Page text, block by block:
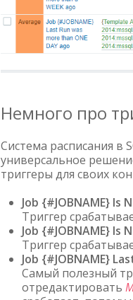
Немного про
Система расписания в
универсальное
триггеры для своих
Job {#JOBNAME} Is
Триггер
Job {#JOBNAME} Is
Триггер
Job {#JOBNAME}
Самый полезный
отредактировать